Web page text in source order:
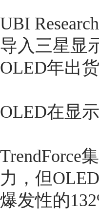
UBI
导入三星显
OLED年出
OLED在显
TrendForce
力，但
爆发性的